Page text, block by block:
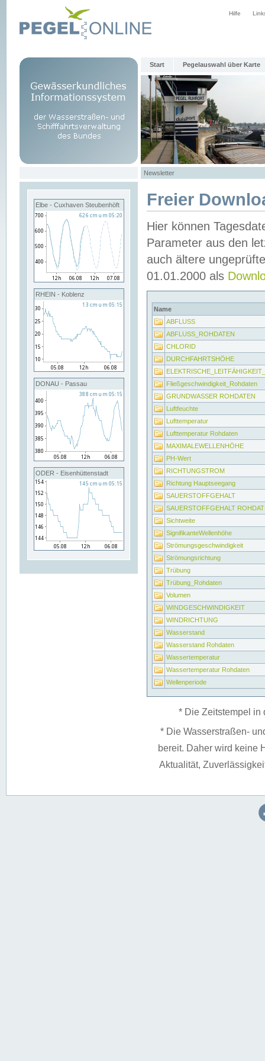
Hilfe
Start Pegelauswahl über Karte
Newsletter
Elbe - Cuxhaven Steubenhöft
RHEIN - Koblenz
DONAU - Passau
ODER - Eisenhüttenstadt
Freier
Hier können
Parameter aus den
auch ältere
01.01.2000 als
Name
ABFLUSS
ABFLUSS_ROHDATEN
CHLORID
DURCHFAHRTSHÖHE
Fließgeschwindigkeit_Rohdaten
GRUNDWASSER ROHDATEN
Luftfeuchte
Lufttemperatur
Lufttemperatur Rohdaten
MAXIMALEWELLENHÖHE
PH-Wert
RICHTUNGSTROM
Richtung Hauptseegang
SAUERSTOFFGEHALT
SAUERSTOFFGEHALT
Sichtweite
SignifikanteWellenhöhe
Strömungsgeschwindigkeit
Strömungsrichtung
Trübung
Trübung_Rohdaten
Volumen
WINDGESCHWINDIGKEIT
WINDRICHTUNG
Wasserstand
Wasserstand Rohdaten
Wassertemperatur
Wassertemperatur Rohdaten
Wellenperiode
* Die Zeitstempel in
* Die Wasserstraßen-
bereit. Daher wird keine
Aktualität,